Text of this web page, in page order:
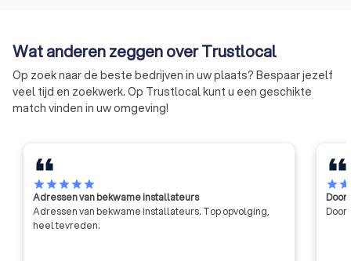
Wat anderen zeggen over Trustlocal
Op zoek naar de beste bedrijven in uw plaats? Bespaar jezelf
veel tijd en zoekwerk. Op Trustlocal kunt u een geschikte
match vinden in uw omgeving!
starstarstarstarstar
Adressen van bekwame installateurs
Adressen van bekwame installateurs. Top opvolging,
heel tevreden.
starstar
Door
Door